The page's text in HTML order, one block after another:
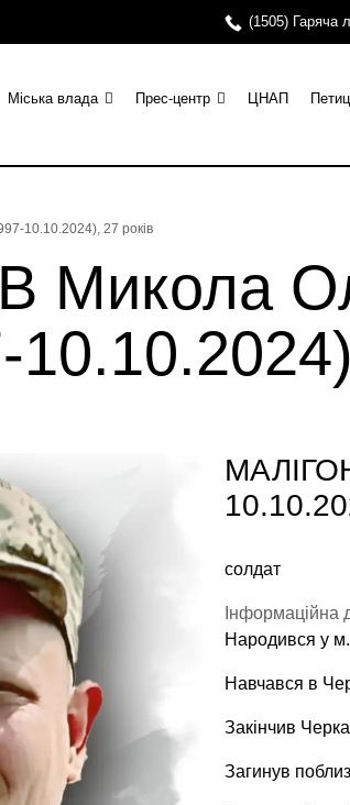
(1505) Гаряча
Міська влада Прес-центр ЦНАП
10.10.2024), 27 років
солдат
Інформаційна
Народився у
Навчався в
Закінчив
Загинув